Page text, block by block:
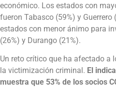
económico. Los estados con
fueron Tabasco (59%) y Guerrero
estados con menor ánimo para
(26%) y Durango (21%).
Un reto crítico que ha afectado a
la victimización criminal. El
muestra que 53% de los socios